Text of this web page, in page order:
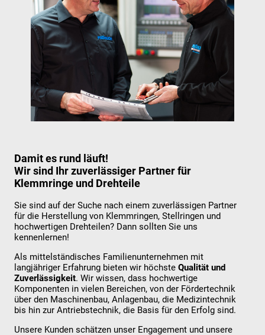
Damit es rund läuft!
Wir sind Ihr zuverlässiger Partner für
Klemmringe und Drehteile
Sie sind auf der Suche nach einem zuverlässigen Partner
für die Herstellung von Klemmringen, Stellringen und
hochwertigen Drehteilen? Dann sollten Sie uns
kennenlernen!
Als mittelständisches Familienunternehmen mit
langjähriger Erfahrung bieten wir höchste Qualität und
Zuverlässigkeit. Wir wissen, dass hochwertige
Komponenten in vielen Bereichen, von der Fördertechnik
über den Maschinenbau, Anlagenbau, die Medizintechnik
bis hin zur Antriebstechnik, die Basis für den Erfolg sind.
Unsere Kunden schätzen unser Engagement und unsere